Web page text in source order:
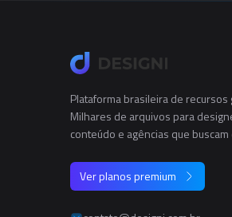
Plataforma brasileira de recursos
Milhares de arquivos para
conteúdo e agências que
Ver planos premium